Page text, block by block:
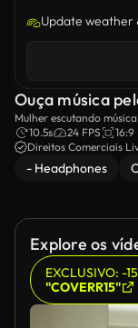
Update weather
Ouça música
Mulher escutando
10.5s
24 FPS
16:9
Direitos Comerciais
- Headphones
Explore os
EXCLUSIVO: -
"COVERR15"